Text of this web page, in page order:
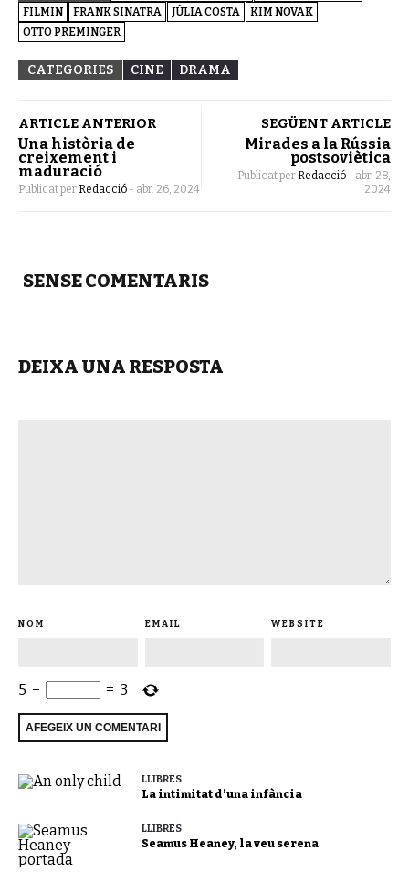
FILMIN
FRANK SINATRA JÚLIA COSTA
KIM NOVAK
OTTO PREMINGER
CATEGORIES CINE DRAMA
ARTICLE ANTERIOR
Una història de
creixement i
maduració
Publicat per Redacció - abr. 26, 2024
SEGÜENT ARTICLE
Mirades a la Rússia
postsoviètica
Publicat per Redacció - abr. 28,
2024
SENSE COMENTARIS
DEIXA UNA RESPOSTA
NOM EMAIL WEBSITE
5 − = 3
LLIBRES
La intimitat d’una infància
LLIBRES
Seamus Heaney, la veu serena